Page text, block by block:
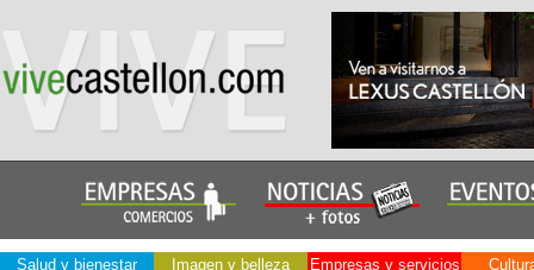
Salud y bienestar Imagen y belleza Empresas y servicios